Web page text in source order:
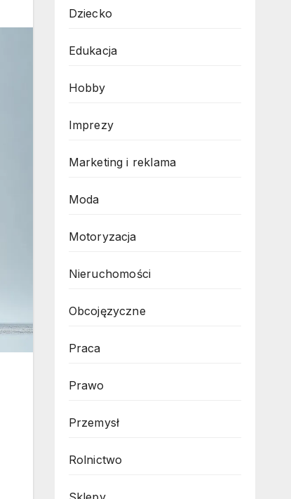
Dziecko
Edukacja
Hobby
Imprezy
Marketing i reklama
Moda
Motoryzacja
Nieruchomości
Obcojęzyczne
Praca
Prawo
Przemysł
Rolnictwo